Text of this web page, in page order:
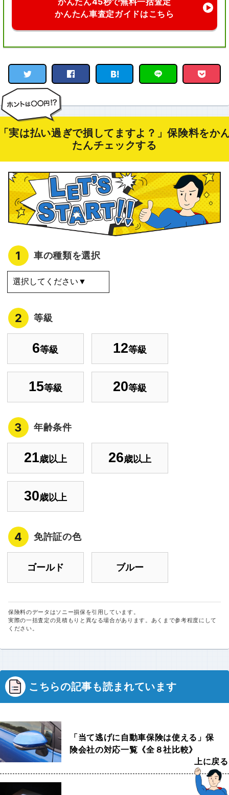
かんたん車査定ガイドはこちら
実は払い過ぎで損してますよ？」保険料をか
たんチェックする
1 車の種類を選択
2 等級
6等級 12等級
15等級 20等級
3 年齢条件
21歳以上 26歳以上
30歳以上
4 免許証の色
ゴールド ブルー
保険料のデータはソニー損保を引用しています。
実際の一括査定の見積もりと異なる場合があります。あくまで参考程度にして
ください。
こちらの記事も読まれています
「当て逃げに自動車保険は使える」保
険会社の対応一覧《全８社比較》
上に戻る